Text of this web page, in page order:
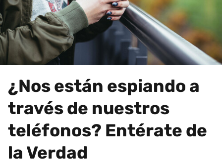
¿Nos están espiando a
través de nuestros
teléfonos? Entérate de
la Verdad